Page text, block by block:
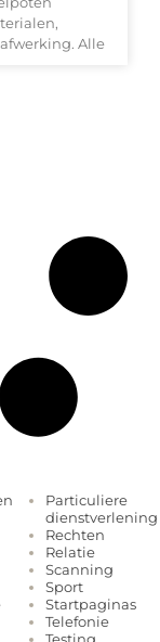
Alle
Particuliere
dienstverlening
Rechten
Relatie
Scanning
Sport
Startpaginas
Telefonie